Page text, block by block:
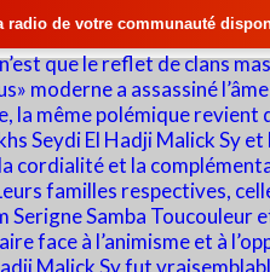
disponible 24h/24 et 7j/7